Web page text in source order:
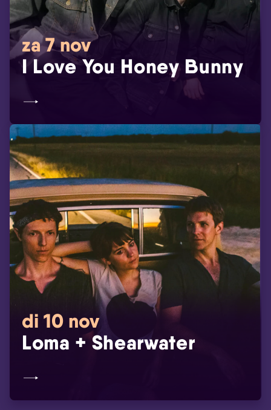
za 7 nov
I Love You Honey Bunny
di 10 nov
Loma + Shearwater